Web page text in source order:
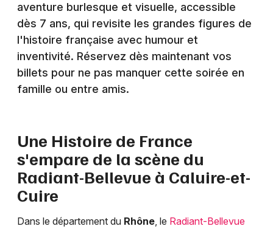
Sorties & loisirs
Théâtre dans le Rhône
Théâtre en Rhône-Alpes
Newsletter des sorties
aventure burlesque et visuelle, accessible
dès 7 ans, qui revisite les grandes figures de
l'histoire française avec humour et
inventivité. Réservez dès maintenant vos
billets pour ne pas manquer cette soirée en
famille ou entre amis.
Une Histoire de France
s'empare de la scène du
Radiant-Bellevue à Caluire-et-
Cuire
Dans le département du Rhône, le Radiant-Bellevue